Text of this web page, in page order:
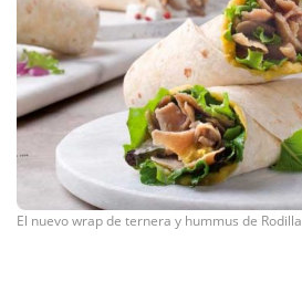
El nuevo wrap de ternera y hummus de Rodilla